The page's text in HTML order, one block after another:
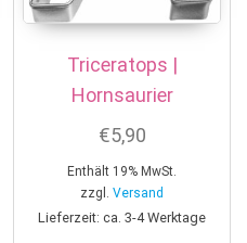
Triceratops |
Hornsaurier
€5,90
Enthält 19% MwSt.
zzgl.Versand
Lieferzeit: ca. 3-4 Werktage